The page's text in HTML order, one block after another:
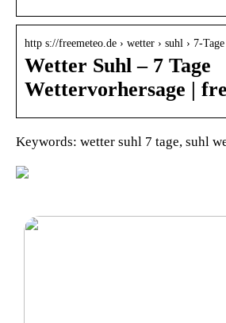
http s://freemeteo.de › wetter › suhl › 7-
Wetter Suhl – 7 Tage
Wettervorhersage |
Keywords: wetter suhl 7 tage, suhl